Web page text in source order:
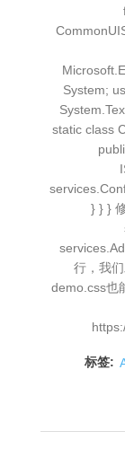
System;
static class
} } }
行，我
demo.css也
标签: